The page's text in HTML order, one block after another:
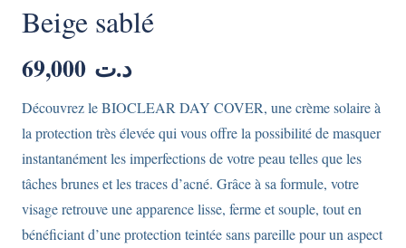
Beige sablé
د.ت
Découvrez le BIOCLEAR DAY COVER, une crème solaire à
la protection très élevée qui vous offre la possibilité de masquer
instantanément les imperfections de votre peau telles que les
tâches brunes et les traces d’acné. Grâce à sa formule, votre
visage retrouve une apparence lisse, ferme et souple, tout en
bénéficiant d’une protection teintée sans pareille pour un aspect